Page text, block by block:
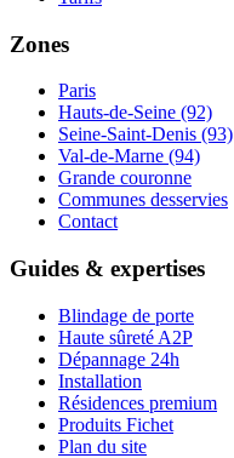
Zones
Paris
Hauts-de-Seine (92)
Seine-Saint-Denis (93)
Val-de-Marne (94)
Grande couronne
Communes desservies
Contact
Guides & expertises
Blindage de porte
Haute sûreté A2P
Dépannage 24h
Installation
Résidences premium
Produits Fichet
Plan du site